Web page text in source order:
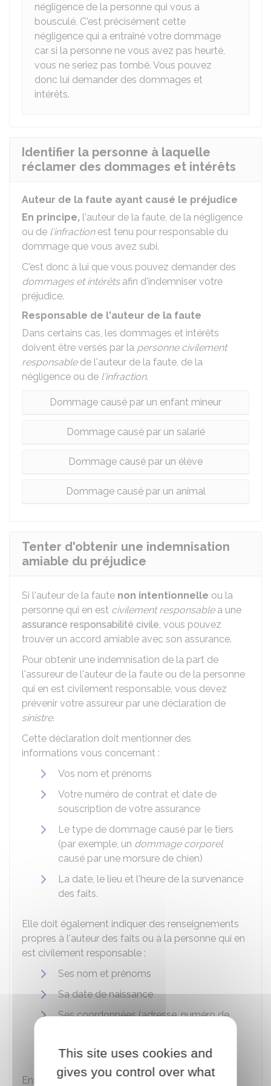
négligence de la personne qui vous a
bousculé. C'est précisément cette
négligence qui a entraîné votre dommage
car si la personne ne vous avez pas heurté,
vous ne seriez pas tombé. Vous pouvez
donc lui demander des dommages et
intérêts.
Identifier la personne à laquelle
réclamer des dommages et intérêts
Auteur de la faute ayant causé le préjudice
En principe, l'auteur de la faute, de la négligence
ou de l'infractionest tenu pour responsable du
dommage que vous avez subi.
C'est donc à lui que vous pouvez demander des
dommages et intérêtsafin d'indemniser votre
préjudice.
Responsable de l'auteur de la faute
Dans certains cas, les dommages et intérêts
doivent être versés par la personne civilement
responsablede l'auteur de la faute, de la
négligence ou de l'infraction.
Dommage causé par un enfant mineur
Dommage causé par un salarié
Dommage causé par un élève
Dommage causé par un animal
Tenter d'obtenir une indemnisation
amiable du préjudice
Si l'auteur de la faute non intentionnelle ou la
personne qui en est civilement responsablea une
assurance responsabilité civile, vous pouvez
trouver un accord amiable avec son assurance.
Pour obtenir une indemnisation de la part de
l'assureur de l'auteur de la faute ou de la personne
qui en est civilement responsable, vous devez
prévenir votre assureur par une déclaration de
sinistre.
Cette déclaration doit mentionner des
informations vous concernant :
Vos nom et prénoms
Votre numéro de contrat et date de
souscription de votre assurance
Le type de dommage causé par le tiers
(par exemple, un dommage corporel
causé par une morsure de chien)
La date, le lieu et l'heure de la survenance
des faits.
Elle doit également indiquer des renseignements
propres à l'auteur des faits ou à la personne qui en
est civilement responsable :
Ses nom et prénoms
Sa date de naissance
Ses coordonnées (adresse, numéro de
Sa compagnie d'assurance.
Enfin, vous devez indiquer les circonstances
This site uses cookies and
gives you control over what